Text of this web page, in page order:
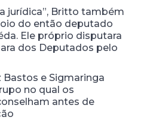
jurídica”, Britto também
do então deputado
Ele próprio disputara
dos Deputados pelo
Bastos e Sigmaringa
no qual os
antes de